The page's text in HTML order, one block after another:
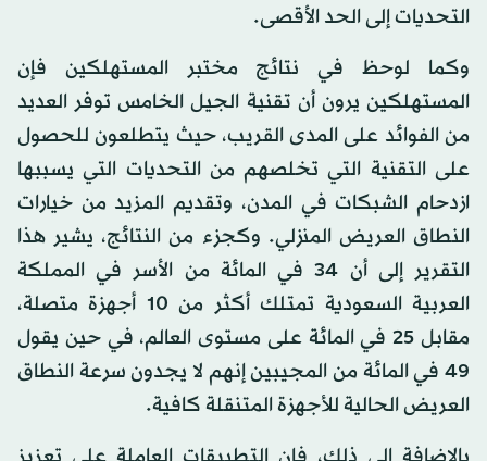
التحديات إلى الحد الأقصى.
وكما لوحظ في نتائج مختبر المستهلكين فإن
المستهلكين يرون أن تقنية الجيل الخامس توفر العديد
من الفوائد على المدى القريب، حيث يتطلعون للحصول
على التقنية التي تخلصهم من التحديات التي يسببها
ازدحام الشبكات في المدن، وتقديم المزيد من خيارات
النطاق العريض المنزلي. وكجزء من النتائج، يشير هذا
التقرير إلى أن 34 في المائة من الأسر في المملكة
العربية السعودية تمتلك أكثر من 10 أجهزة متصلة،
مقابل 25 في المائة على مستوى العالم، في حين يقول
49 في المائة من المجيبين إنهم لا يجدون سرعة النطاق
العريض الحالية للأجهزة المتنقلة كافية.